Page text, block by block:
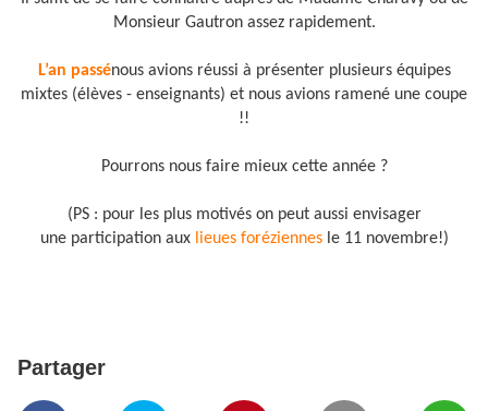
Monsieur Gautron assez rapidement.
L’an passénous avions réussi à présenter plusieurs équipes
mixtes (élèves - enseignants) et nous avions ramené une coupe
!!
Pourrons nous faire mieux cette année ?
(PS : pour les plus motivés on peut aussi envisager
une participation aux lieues foréziennesle 11 novembre!)
Partager